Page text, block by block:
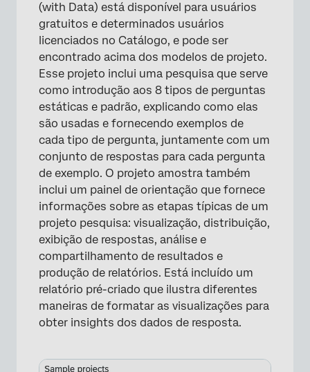
(with Data) está disponível para usuários
gratuitos e determinados usuários
licenciados no Catálogo, e pode ser
encontrado acima dos modelos de projeto.
Esse projeto inclui uma pesquisa que serve
como introdução aos 8 tipos de perguntas
estáticas e padrão, explicando como elas
são usadas e fornecendo exemplos de
cada tipo de pergunta, juntamente com um
conjunto de respostas para cada pergunta
de exemplo. O projeto amostra também
inclui um painel de orientação que fornece
informações sobre as etapas típicas de um
projeto pesquisa: visualização, distribuição,
exibição de respostas, análise e
compartilhamento de resultados e
produção de relatórios. Está incluído um
relatório pré-criado que ilustra diferentes
maneiras de formatar as visualizações para
obter insights dos dados de resposta.